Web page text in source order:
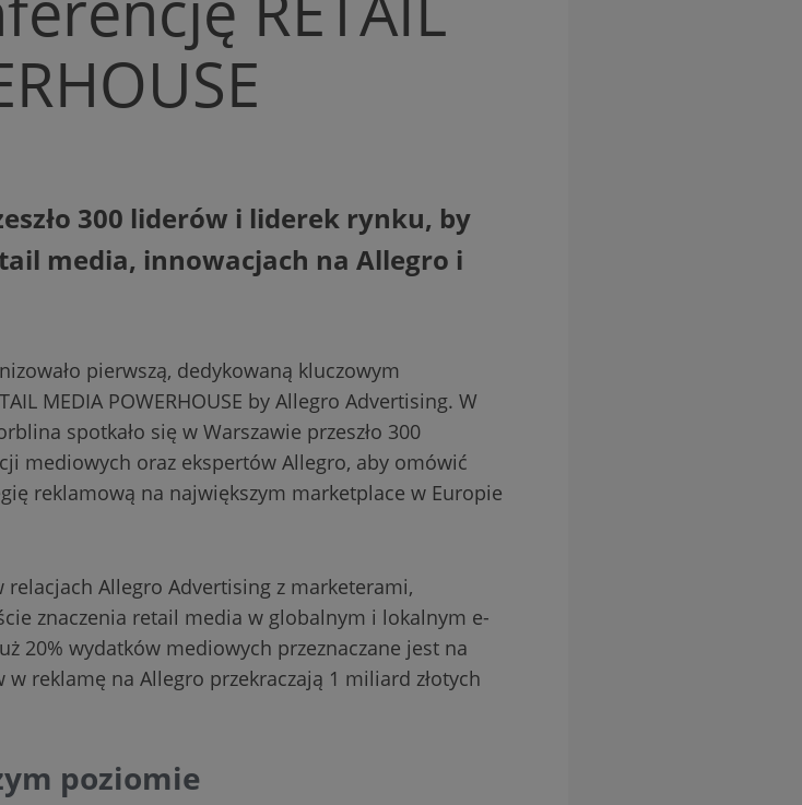
300 liderów i liderek rynku, by
media, innowacjach na Allegro i
pierwszą, dedykowaną kluczowym
MEDIA POWERHOUSE by Allegro Advertising. W
spotkało się w Warszawie przeszło 300
mediowych oraz ekspertów Allegro, aby omówić
reklamową na największym marketplace w Europie
Allegro Advertising z marketerami,
znaczenia retail media w globalnym i lokalnym e-
20% wydatków mediowych przeznaczane jest na
reklamę na Allegro przekraczają 1 miliard złotych
poziomie